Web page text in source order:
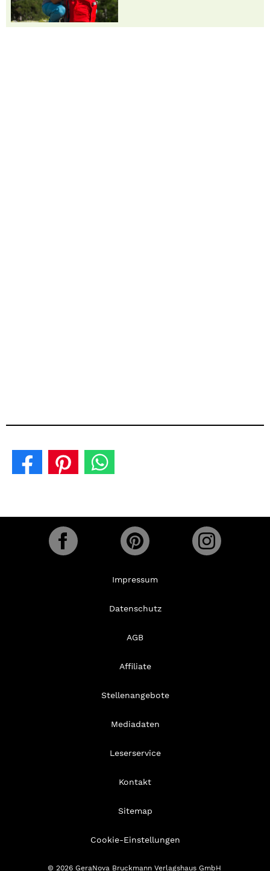
Impressum
Datenschutz
AGB
Affiliate
Stellenangebote
Mediadaten
Leserservice
Kontakt
Sitemap
Cookie-Einstellungen
© 2026 GeraNova Bruckmann Verlagshaus GmbH